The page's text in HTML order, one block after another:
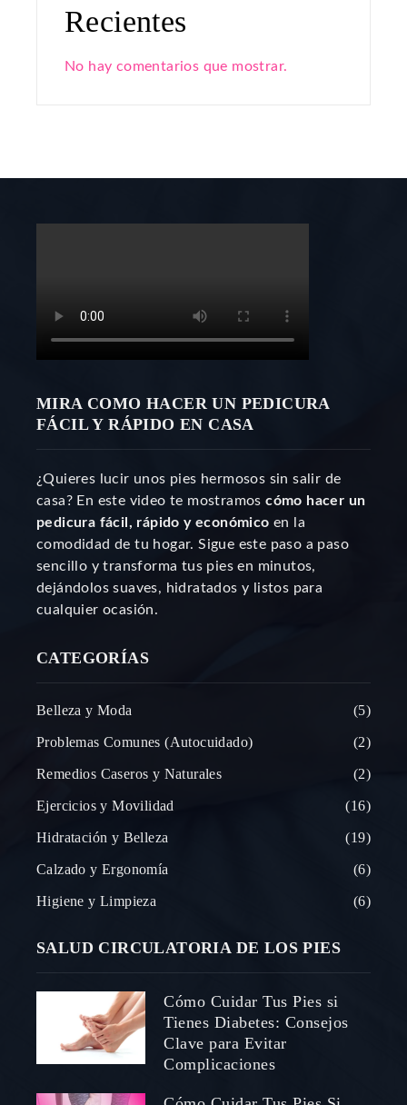
Recientes
No hay comentarios que mostrar.
MIRA COMO HACER UN PEDICURA
FÁCIL Y RÁPIDO EN CASA
¿Quieres lucir unos pies hermosos sin salir de
casa? En este video te mostramoscómo hacer un
pedicura fácil, rápido y económico en la
comodidad de tu hogar. Sigue este paso a paso
sencillo y transforma tus pies en minutos,
dejándolos suaves, hidratados y listos para
cualquier ocasión.
CATEGORÍAS
Belleza y Moda 5
Problemas Comunes (Autocuidado) 2
Remedios Caseros y Naturales 2
Ejercicios y Movilidad 16
Hidratación y Belleza 19
Calzado y Ergonomía 6
Higiene y Limpieza 6
SALUD CIRCULATORIA DE LOS PIES
Cómo Cuidar Tus Pies si
Tienes Diabetes: Consejos
Clave para Evitar
Complicaciones